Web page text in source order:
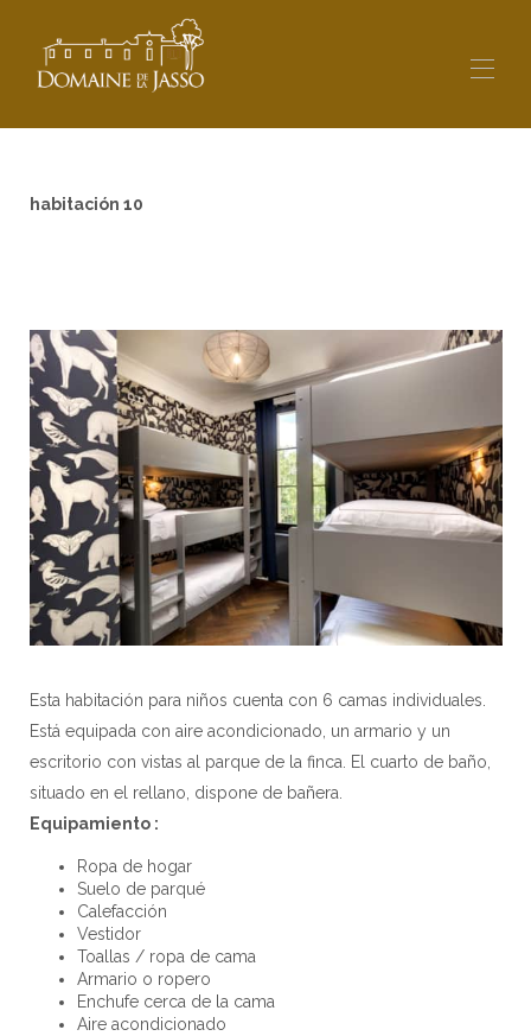
Contacto
habitación 10
Esta habitación para niños cuenta con 6 camas individuales.
Está equipada con aire acondicionado, un armario y un
escritorio con vistas al parque de la finca. El cuarto de baño,
situado en el rellano, dispone de bañera.
Equipamiento :
Ropa de hogar
Suelo de parqué
Calefacción
Vestidor
Toallas / ropa de cama
Armario o ropero
Enchufe cerca de la cama
Aire acondicionado